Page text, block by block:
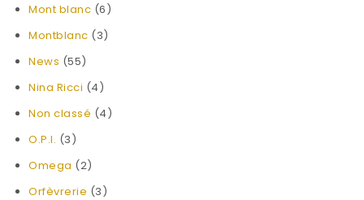
Mont blanc (6)
Montblanc (3)
News (55)
Nina Ricci (4)
Non classé (4)
O.P.I. (3)
Omega (2)
Orfèvrerie (3)